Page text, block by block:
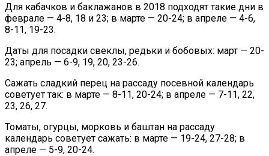
Для кабачков и баклажанов в 2018 подходят такие дни в
феврале — 4-8, 18 и 23; в марте — 20-24; в апреле — 4-6,
8-11, 19-23.
Даты для посадки свеклы, редьки и бобовых: март — 20-
23; апрель — 6-9, 19, 20, 23-26.
Сажать сладкий перец на рассаду посевной календарь
советует так: в марте — 8-11, 20-24; в апреле — 7-11, 22,
23, 26, 27.
Томаты, огурцы, морковь и баштан на рассаду
календарь советует сажать: в марте — 19-24, 27-28; в
апреле — 5-9, 20-24.